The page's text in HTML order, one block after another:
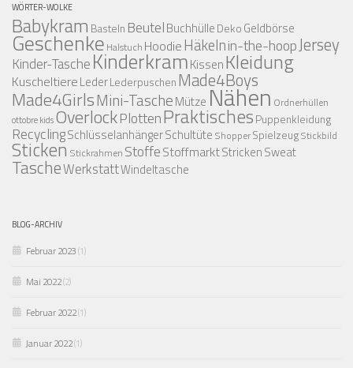
WÖRTER-WOLKE
Babykram Basteln BeutelBuchhülle Deko Geldbörse
Geschenke Halstuch Hoodie Häkelnin-the-hoopJersey
Kinder-TascheKinderkramKissenKleidung
KuscheltiereLederLederpuschen Made4Boys
Made4GirlsMini-TascheMütze Nähen Ordnerhüllen
ottobre kidsOverlockPlottenPraktisches Puppenkleidung
RecyclingSchlüsselanhängerSchultüte ShopperSpielzeugStickbild
Sticken Stickrahmen StoffeStoffmarktStrickenSweat
TascheWerkstattWindeltasche
BLOG-ARCHIV
Februar 2023(1)
Mai 2022(2)
Februar 2022(1)
Januar 2022(1)